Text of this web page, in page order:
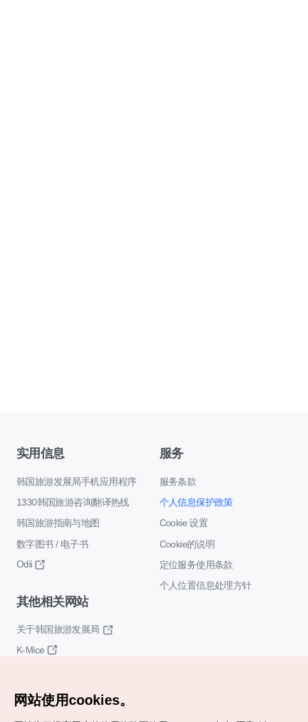
实用信息
韩国旅游发展局手机应用程序
1330韩国旅游咨询翻译热线
韩国旅游指南与地图
数字图书 / 电子书
Odii
服务
服务条款
个人信息保护政策
Cookie 设置
Cookie的说明
定位服务使用条款
个人位置信息处理方针
其他相关网站
关于韩国旅游发展局
K-Mice
网站使用cookies。